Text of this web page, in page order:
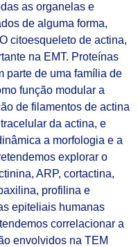
as organelas e
de alguma forma,
citoesqueleto de actina,
na EMT. Proteínas
parte de uma família de
função modular a
de filamentos de actina
da actina, e
a morfologia e a
explorar o
ARP, cortactina,
profilina e
epiteliais humanas
correlacionar a
envolvidos na TEM